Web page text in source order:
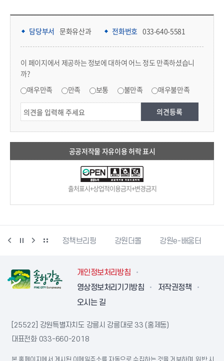
담당부서 정보 & 컨텐츠 만족도 조사 & 공공저작물 자유이용 허락 표시
담당부서 문화유산과 전화번호 033-640-5581
이 페이지에서 제공하는 정보에 대하여 어느 정도 만족하셨습니
까?
매우만족 만족 보통 불만족 매우불만족
공공저작물 자유이용 허락 표시
출처표시+상업적이용금지+변경금지
강릉단오제 정책브리핑 강원더몰 강원e-배움터
개인정보처리방침
영상정보처리기기방침
저작권정책
오시는 길
[25522] 강원특별자치도 강릉시 강릉대로 33 (홍제동)
대표전화 033-660-2018
본 홈페이지에서 게시된 이메일주소를 자동으로 수집하는 것을 거부하며, 위반 시